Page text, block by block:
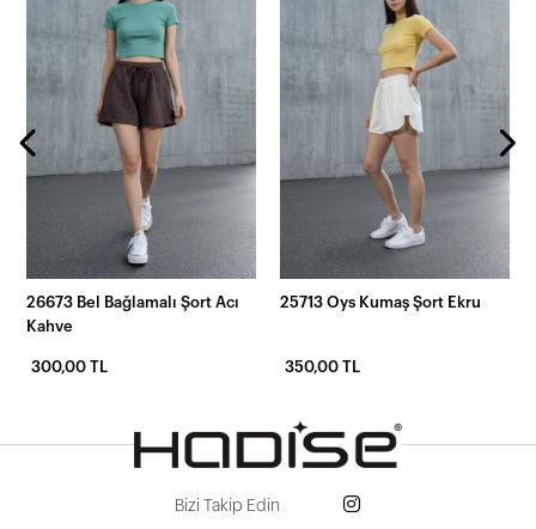
26673 Bel Bağlamalı Şort Acı
Kahve
300,00 TL
25713 Oys Kumaş Şort Ekru
350,00 TL
Bizi Takip Edin